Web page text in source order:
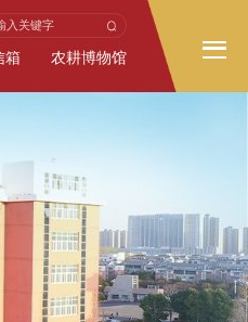
箱 农耕博物馆